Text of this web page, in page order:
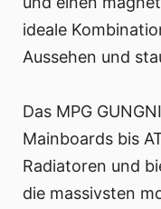
ideale
Aussehen und
Das MPG
Mainboards bis
Radiatoren und
die massivsten